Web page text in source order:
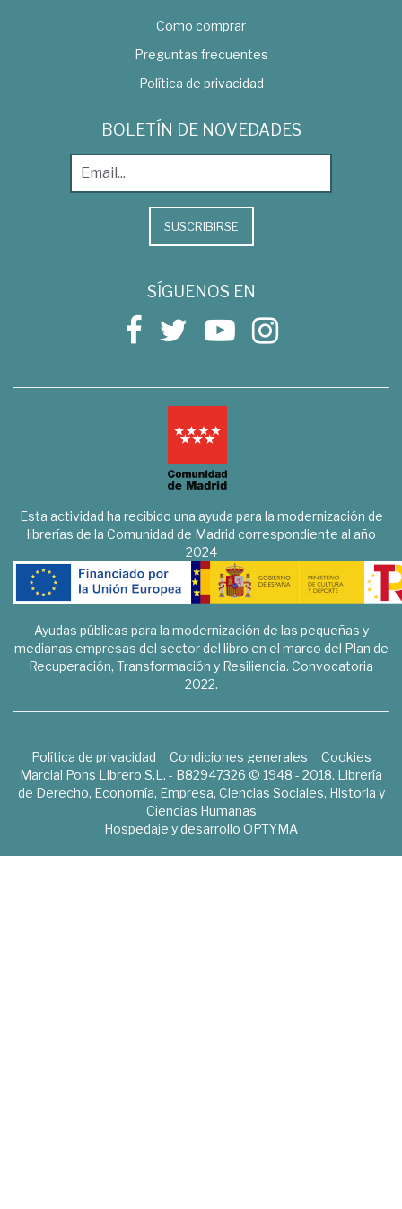
Como comprar
Preguntas frecuentes
Política de privacidad
BOLETÍN DE NOVEDADES
SUSCRIBIRSE
SÍGUENOS EN
Esta actividad ha recibido una ayuda para la modernización de
librerías de la Comunidad de Madrid correspondiente al año
2024
Ayudas públicas para la modernización de las pequeñas y
medianas empresas del sector del libro en el marco del Plan de
Recuperación, Transformación y Resiliencia. Convocatoria
2022.
Política de privacidad Condiciones generales
Cookies
Marcial Pons Librero S.L. - B82947326 © 1948 - 2018. Librería
de Derecho, Economía, Empresa, Ciencias Sociales, Historia y
Ciencias Humanas
Hospedaje y desarrollo OPTYMA